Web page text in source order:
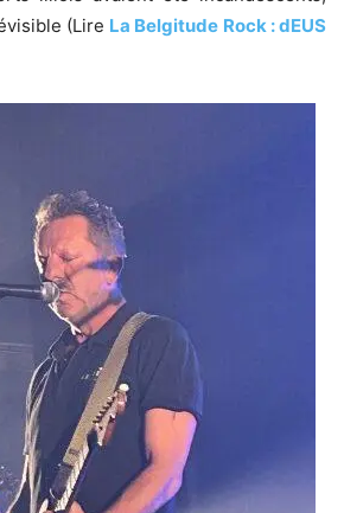
(Lire La Belgitude Rock : dEUS